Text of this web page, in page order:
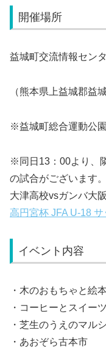
開催場所
益城町交流情報セン
（熊本県上益城郡益
※益城町総合運動公
※同日13：00より、
の試合がございます。
大津高校vsガンバ大
高円宮杯 JFA U-18
イベント内容
・木のおもちゃと絵
・コーヒーとスイー
・芝生のうえのマル
・あおぞら古本市